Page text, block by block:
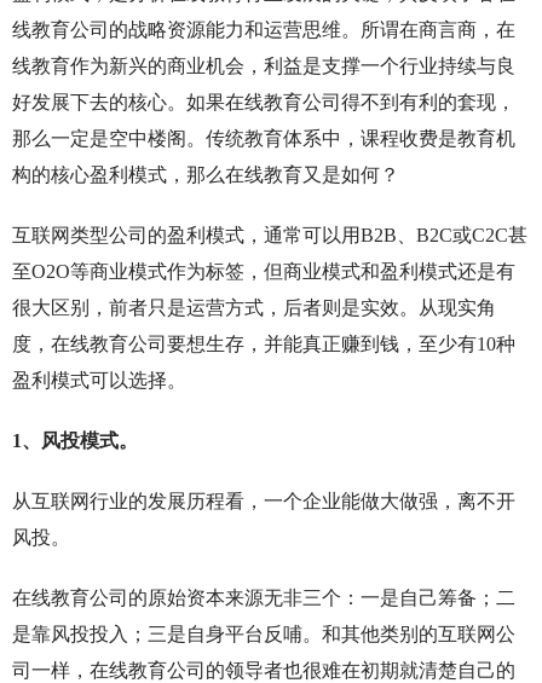
线教育公司的战略资源能力和运营思维。所谓在商言商，在
线教育作为新兴的商业机会，利益是支撑一个行业持续与良
好发展下去的核心。如果在线教育公司得不到有利的套现，
那么一定是空中楼阁。传统教育体系中，课程收费是教育机
构的核心盈利模式，那么在线教育又是如何？
互联网类型公司的盈利模式，通常可以用B2B、B2C或C2C甚
至O2O等商业模式作为标签，但商业模式和盈利模式还是有
很大区别，前者只是运营方式，后者则是实效。从现实角
度，在线教育公司要想生存，并能真正赚到钱，至少有10种
盈利模式可以选择。
1、风投模式。
从互联网行业的发展历程看，一个企业能做大做强，离不开
风投。
在线教育公司的原始资本来源无非三个：一是自己筹备；二
是靠风投投入；三是自身平台反哺。和其他类别的互联网公
司一样，在线教育公司的领导者也很难在初期就清楚自己的